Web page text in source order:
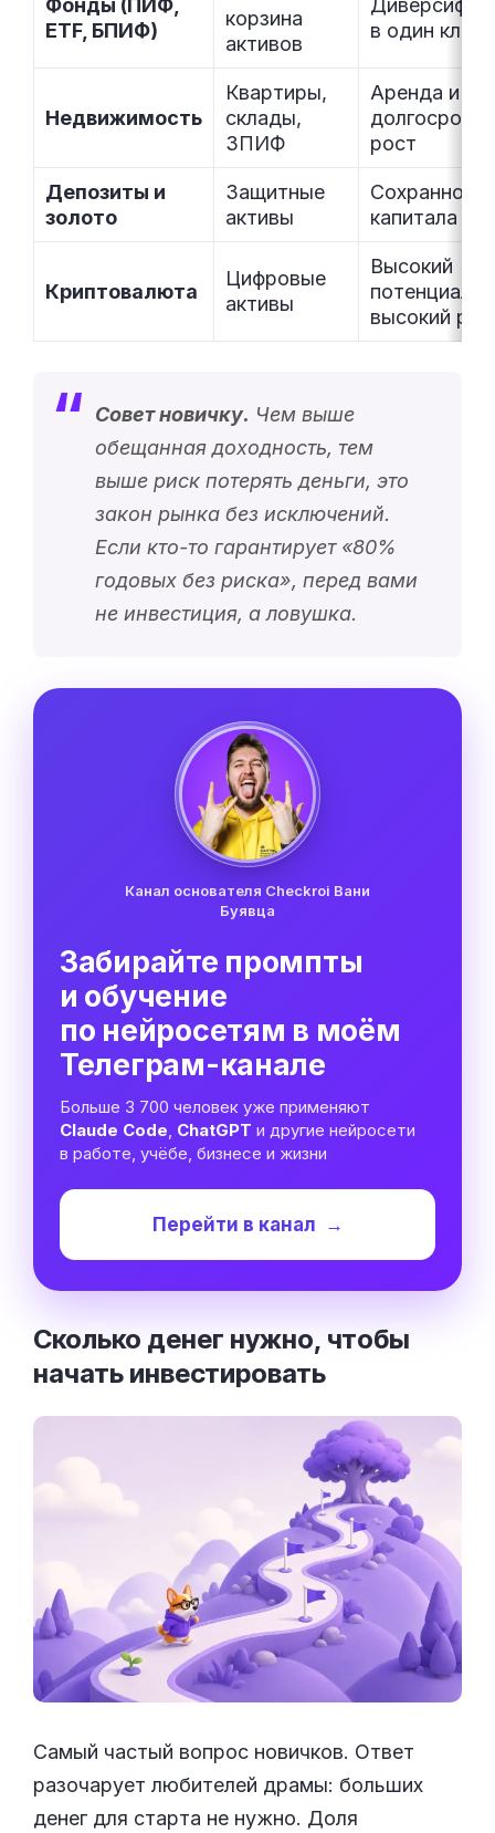
Фонды (ПИФ,
ETF, БПИФ)
корзина
активов
в один клик
Недвижимость
Квартиры,
склады,
ЗПИФ
Аренда и
рост
Депозиты и
золото
Защитные
активы
капитала
Криптовалюта
Цифровые
активы
Высокий
потенциал и
высокий
Совет новичку. Чем выше
обещанная доходность, тем
выше риск потерять деньги, это
закон рынка без исключений.
Если кто-то гарантирует «80%
годовых без риска», перед вами
не инвестиция, а ловушка.
Канал основателя Checkroi Вани
Буявца
Забирайте промпты
и обучение
по нейросетям в моём
Телеграм-канале
Больше 3 700 человек уже применяют
Claude Code, ChatGPT и другие нейросети
в работе, учёбе, бизнесе и жизни
Перейти в канал →
Сколько денег нужно, чтобы
начать инвестировать
Самый частый вопрос новичков. Ответ
разочарует любителей драмы: больших
денег для старта не нужно. Доля